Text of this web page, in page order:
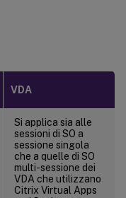
VDA
Si applica sia alle
sessioni di SO a
sessione singola
che a quelle di SO
multi-sessione dei
VDA che utilizzano
Citrix Virtual Apps